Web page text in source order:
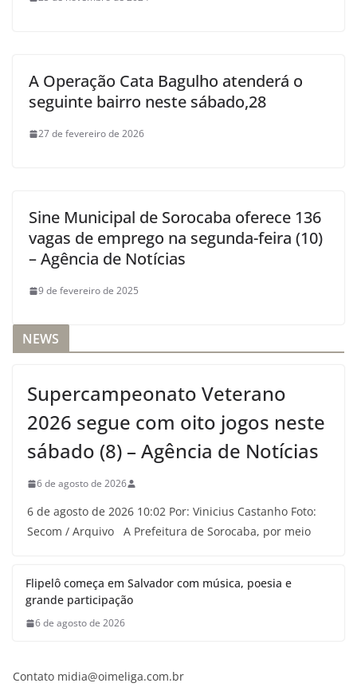
A Operação Cata Bagulho atenderá o
seguinte bairro neste sábado,28
27 de fevereiro de 2026
Sine Municipal de Sorocaba oferece 136
vagas de emprego na segunda-feira (10)
– Agência de Notícias
9 de fevereiro de 2025
NEWS
Supercampeonato Veterano
2026 segue com oito jogos neste
sábado (8) – Agência de Notícias
6 de agosto de 2026
6 de agosto de 2026 10:02 Por: Vinicius Castanho Foto:
Secom / Arquivo A Prefeitura de Sorocaba, por meio
Flipelô começa em Salvador com música, poesia e
grande participação
6 de agosto de 2026
Contato midia@oimeliga.com.br